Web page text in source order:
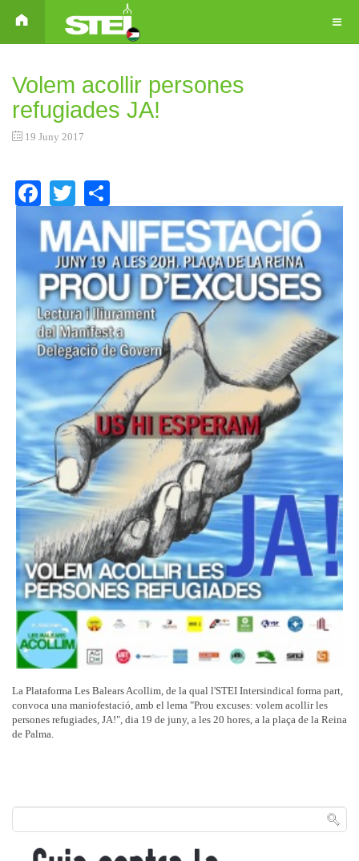
Volem acollir persones
refugiades JA!
19 Juny 2017
Facebook
Twitter
La Plataforma Les Balears Acollim, de la qual l'STEI Intersindical forma part,
convoca una maniofestació, amb el lema "Prou excuses: volem acollir les
persones refugiades, JA!", dia 19 de juny, a les 20 hores, a la plaça de la Reina
de Palma.